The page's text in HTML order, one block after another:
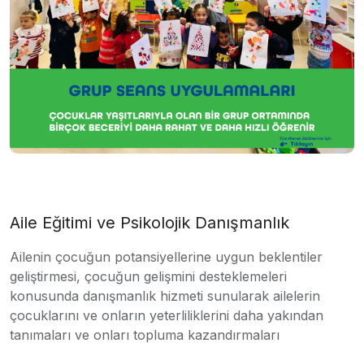
Aile Eğitimi ve Psikolojik Danışmanlık
Ailenin çocuğun potansiyellerine uygun beklentiler
geliştirmesi, çocuğun gelişmini desteklemeleri
konusunda danışmanlık hizmeti sunularak ailelerin
çocuklarını ve onların yeterliliklerini daha yakından
tanımaları ve onları topluma kazandırmaları